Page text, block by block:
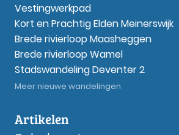
Vestingwerkpad
Kort en Prachtig Elden Meinerswijk
Brede rivierloop Maasheggen
Brede rivierloop Wamel
Stadswandeling Deventer 2
Meer nieuwe wandelingen
Artikelen